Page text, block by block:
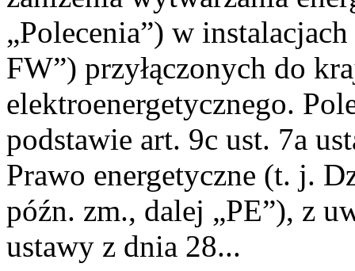
„Polecenia”) w
FW”) przyłączonych do
elektroenergetycznego.
podstawie art. 9c ust. 7a
Prawo energetyczne (t. j.
późn. zm., dalej „PE”), z
ustawy z dnia 28...